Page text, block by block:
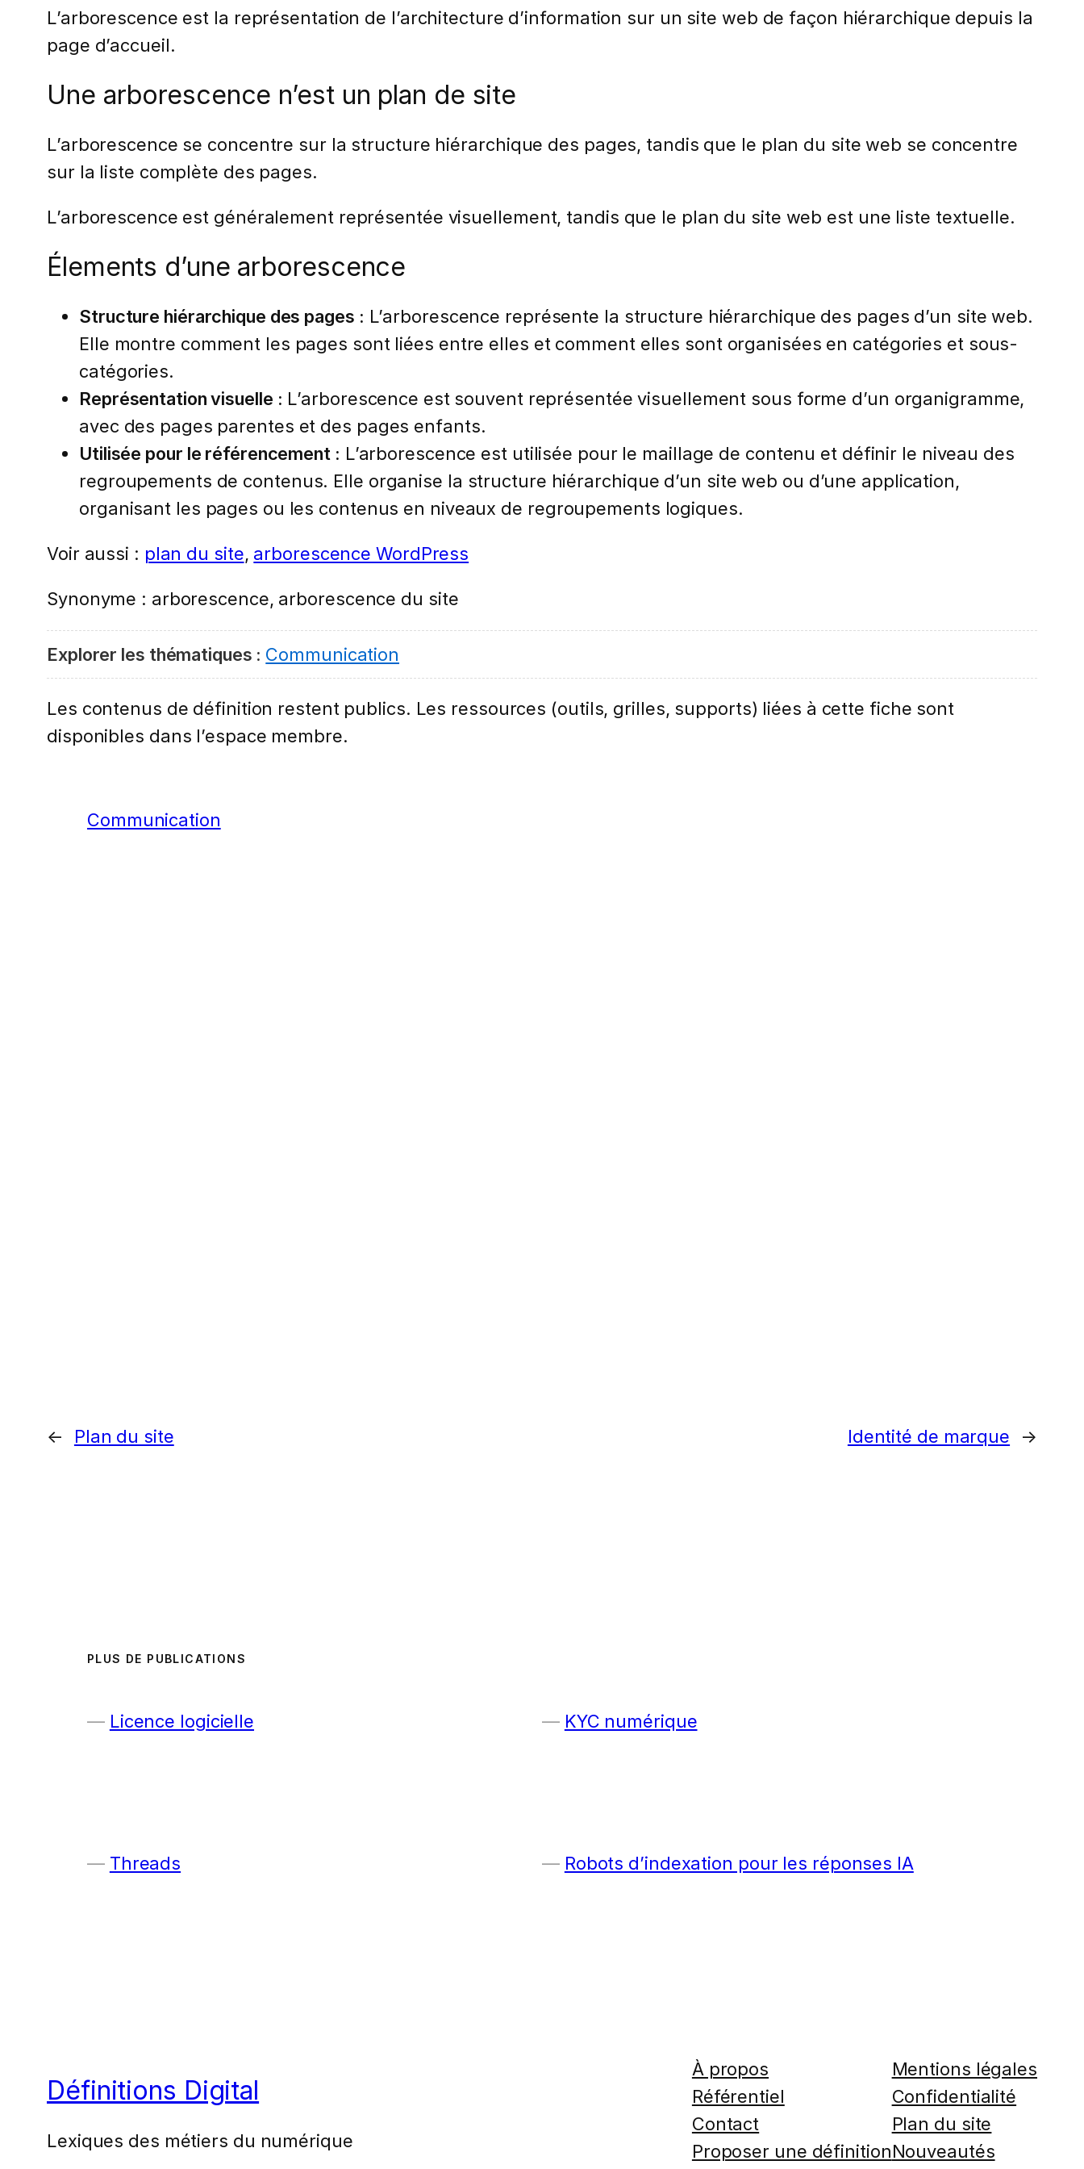
L’arborescence est la représentation de l’architecture d’information sur un site web de façon hiérarchique depuis la
page d’accueil.
Une arborescence n’est un plan de site
L’arborescence se concentre sur la structure hiérarchique des pages, tandis que le plan du site web se concentre
sur la liste complète des pages.
L’arborescence est généralement représentée visuellement, tandis que le plan du site web est une liste textuelle.
Élements d’une arborescence
Structure hiérarchique des pages : L’arborescence représente la structure hiérarchique des pages d’un site web.
Elle montre comment les pages sont liées entre elles et comment elles sont organisées en catégories et sous-
catégories.
Représentation visuelle : L’arborescence est souvent représentée visuellement sous forme d’un organigramme,
avec des pages parentes et des pages enfants.
Utilisée pour le référencement : L’arborescence est utilisée pour le maillage de contenu et définir le niveau des
regroupements de contenus. Elle organise la structure hiérarchique d’un site web ou d’une application,
organisant les pages ou les contenus en niveaux de regroupements logiques.
Voir aussi : plan du site, arborescence WordPress
Synonyme : arborescence, arborescence du site
Explorer les thématiques : Communication
Les contenus de définition restent publics. Les ressources (outils, grilles, supports) liées à cette fiche sont
disponibles dans l’espace membre.
Communication
← Plan du site Identité de marque →
PLUS DE PUBLICATIONS
Licence logicielle KYC numérique
Threads Robots d’indexation pour les réponses IA
Définitions Digital
Lexiques des métiers du numérique
À propos
Référentiel
Contact
Proposer une définition
Mentions légales
Confidentialité
Plan du site
Nouveautés